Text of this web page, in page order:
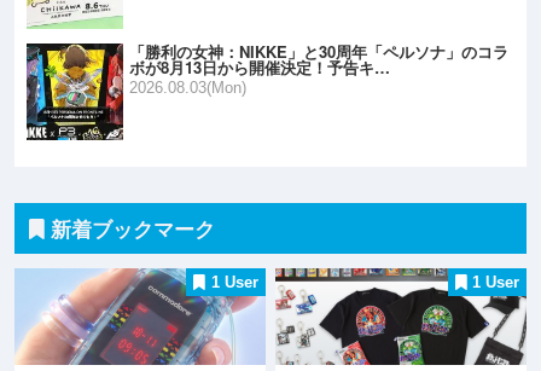
「勝利の女神：NIKKE」と30周年「ペルソナ」のコラ
ボが8月13日から開催決定！予告キ…
2026.08.03(Mon)
新着ブックマーク
1 User 1 User